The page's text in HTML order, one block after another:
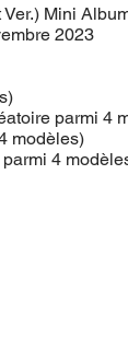
Mini
2023
parmi 4
modèles)
4